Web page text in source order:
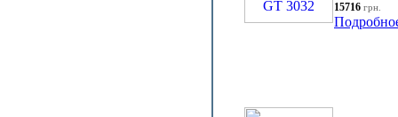
15716 грн.